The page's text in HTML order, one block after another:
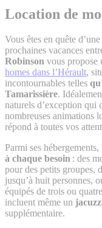
Location de
Vous êtes en quête
prochaines vacances
Robinson vous propose
homes dans l’Hérault,
incontournables telles
Tamarissière.
naturels d’exception qui
nombreuses animations
répond à toutes vos
Parmi ses
à chaque besoin : des
pour des petits groupes,
jusqu’à huit personnes,
équipés de trois ou
incluent même un
supplémentaire.